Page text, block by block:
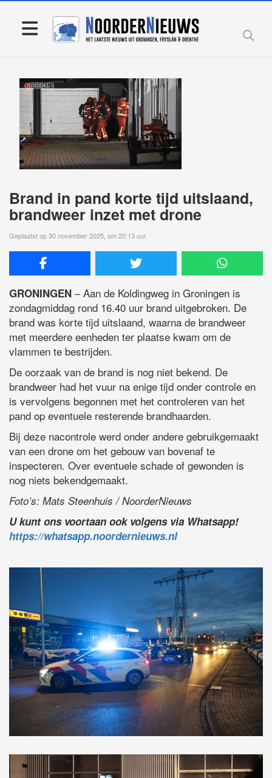
Brand in pand korte tijd uitslaand,
brandweer inzet met drone
Geplaatst op 30 november 2025, om 20:13 uur
GRONINGEN – Aan de Koldingweg in Groningen is
zondagmiddag rond 16.40 uur brand uitgebroken. De
brand was korte tijd uitslaand, waarna de brandweer
met meerdere eenheden ter plaatse kwam om de
vlammen te bestrijden.
De oorzaak van de brand is nog niet bekend. De
brandweer had het vuur na enige tijd onder controle en
is vervolgens begonnen met het controleren van het
pand op eventuele resterende brandhaarden.
Bij deze nacontrole werd onder andere gebruikgemaakt
van een drone om het gebouw van bovenaf te
inspecteren. Over eventuele schade of gewonden is
nog niets bekendgemaakt.
Foto’s: Mats Steenhuis / NoorderNieuws
U kunt ons voortaan ook volgens via Whatsapp!
https://whatsapp.noordernieuws.nl